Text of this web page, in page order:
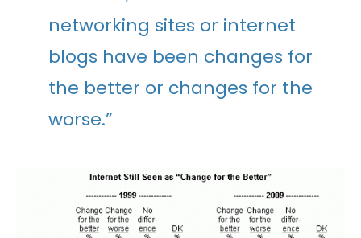
networking sites or internet
blogs have been changes for
the better or changes for the
worse.”